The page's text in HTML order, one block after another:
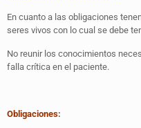
En cuanto a las obligaciones
seres vivos con lo cual se debe
No reunir los conocimientos
falla crítica en el paciente.
Obligaciones: